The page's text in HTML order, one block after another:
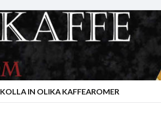
KOLLA IN OLIKA KAFFEAROMER